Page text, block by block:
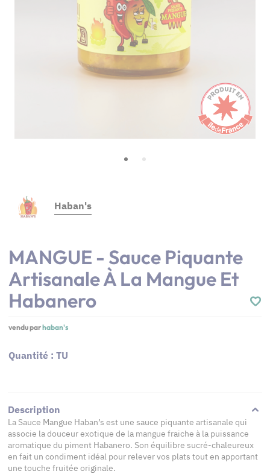
Haban's
MANGUE - Sauce Piquante
Artisanale À La Mangue Et
Habanero
vendu parhaban's
Quantité : TU
Description
La Sauce Mangue Haban’s est une sauce piquante artisanale qui
associe la douceur exotique de la mangue fraiche à la puissance
aromatique du piment Habanero. Son équilibre sucré-chaleureux
en fait un condiment idéal pour relever vos plats tout en apportant
une touche fruitée originale.